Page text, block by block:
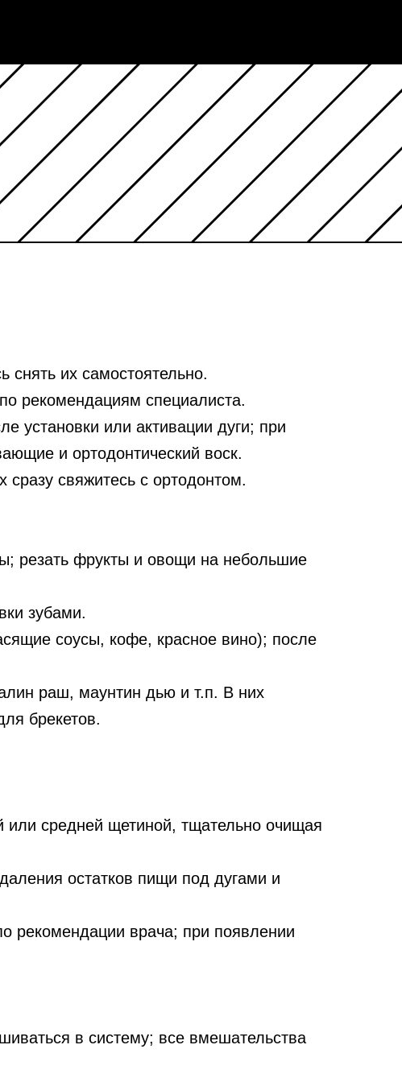
снять их самостоятельно.
рекомендациям специалиста.
установки или активации дуги; при
и ортодонтический воск.
свяжитесь с ортодонтом.
резать фрукты и овощи на небольшие
зубами.
соусы, кофе, красное вино); после
раш, маунтин дью и т.п. В них
брекетов.
средней щетиной, тщательно очищая
остатков пищи под дугами и
рекомендации врача; при появлении
в систему; все вмешательства